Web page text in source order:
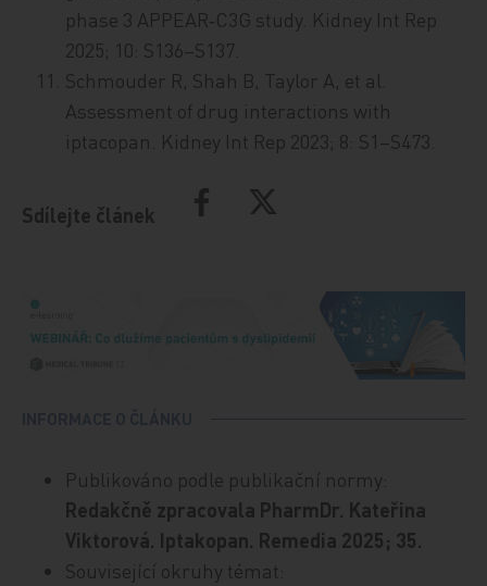
phase 3 APPEAR‑C3G study. Kidney Int Rep
2025; 10: S136–S137.
Schmouder R, Shah B, Taylor A, et al.
Assessment of drug interactions with
iptacopan. Kidney Int Rep 2023; 8: S1–S473.
Sdílejte článek
Publikováno podle publikační normy:
Redakčně zpracovala PharmDr. Kateřina
Viktorová. Iptakopan. Remedia 2025; 35.
Související okruhy témat: